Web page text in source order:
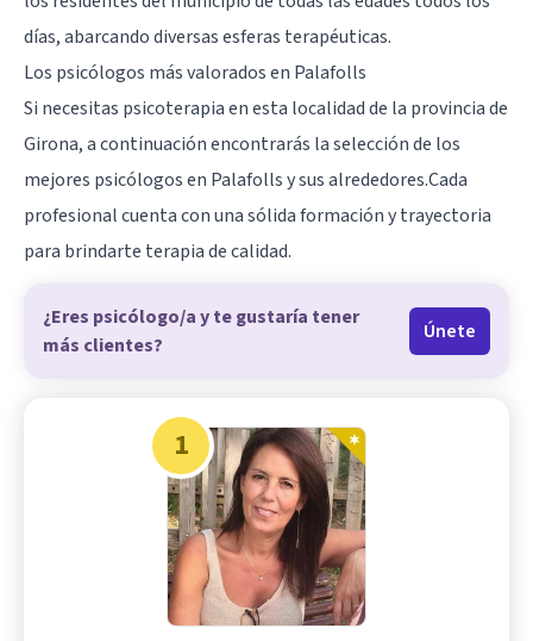
días, abarcando diversas esferas terapéuticas.
Los psicólogos más valorados en Palafolls
Si necesitas psicoterapia en esta localidad de la provincia de
Girona, a continuación encontrarás la selección de los
mejores psicólogos en Palafolls y sus alrededores.Cada
profesional cuenta con una sólida formación y trayectoria
para brindarte terapia de calidad.
¿Eres psicólogo/a y te gustaría tener
más clientes?
Únete
1